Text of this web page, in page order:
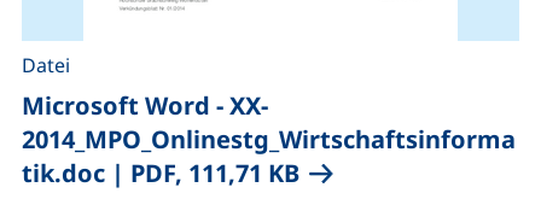
Microsoft Word - XX-
2014_MPO_Onlinestg_Wirtschaftsinforma
tik.doc | PDF, 111,71 KB(öffnet neues
Datei